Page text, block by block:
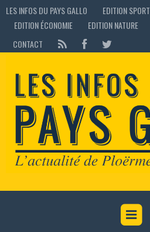
LES INFOS DU PAYS GALLO EDITION SPORT
EDITION ÉCONOMIE
EDITION NATURE
CONTACT